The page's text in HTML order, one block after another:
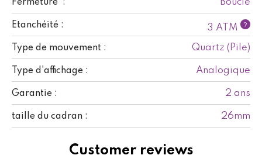
Fermeture : Boucle
Etanchéité : 3 ATM ?
Type de mouvement : Quartz (Pile)
Type d'affichage : Analogique
Garantie : 2 ans
taille du cadran : 26mm
Customer reviews